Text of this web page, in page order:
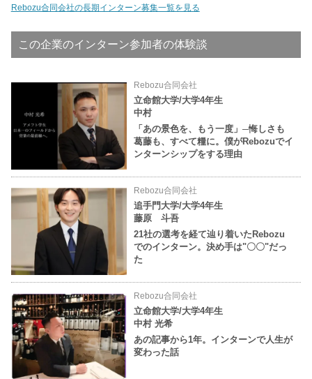
Rebozu合同会社の長期インターン募集一覧を見る
この企業のインターン参加者の体験談
Rebozu合同会社
立命館大学/大学4年生
中村
「あの景色を、もう一度」─悔しさも
葛藤も、すべて糧に。僕がRebozuでイ
ンターンシップをする理由
Rebozu合同会社
追手門大学/大学4年生
藤原 斗吾
21社の選考を経て辿り着いたRebozu
でのインターン。決め手は"〇〇"だっ
た
Rebozu合同会社
立命館大学/大学4年生
中村 光希
あの記事から1年。インターンで人生が
変わった話